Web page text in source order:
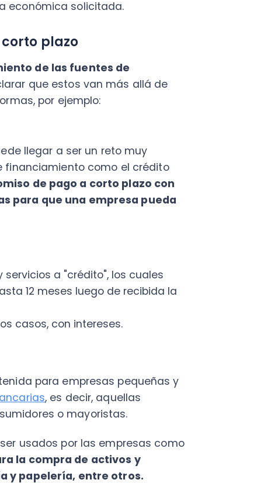
como el crédito
que una empresa pueda
a "crédito", los cuales
con intereses.
para empresas pequeñas y
por las empresas como
de activos y
entre otros.